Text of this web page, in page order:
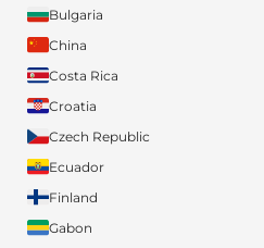
Bulgaria
China
Costa Rica
Croatia
Czech Republic
Ecuador
Finland
Gabon